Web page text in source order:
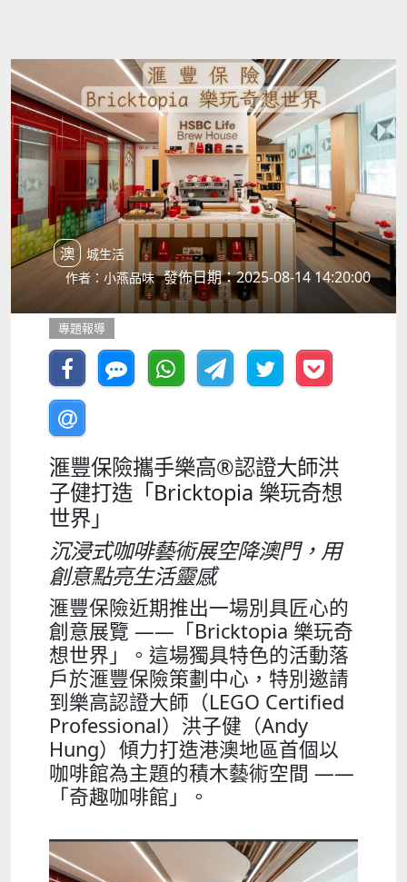
澳城生活
作者：小燕品味 發佈日期：2025-08-14 14:20:00
專題報導
滙豐保險攜手樂高®認證大師洪
子健打造「Bricktopia 樂玩奇想
世界」
沉浸式咖啡藝術展空降澳門，用
創意點亮生活靈感
滙豐保險近期推出一場別具匠心的
創意展覽 ——「Bricktopia 樂玩奇
想世界」。這場獨具特色的活動落
戶於滙豐保險策劃中心，特別邀請
到樂高認證大師（LEGO Certified
Professional）洪子健（Andy
Hung）傾力打造港澳地區首個以
咖啡館為主題的積木藝術空間 ——
「奇趣咖啡館」。